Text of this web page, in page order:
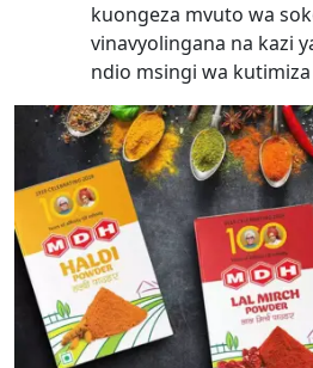
kuongeza mvuto wa
vinavyolingana na kazi
ndio msingi wa